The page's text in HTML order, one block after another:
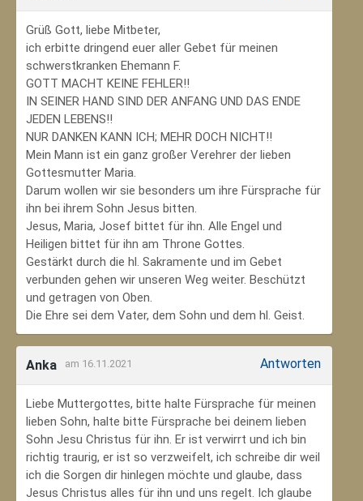
Grüß Gott, liebe Mitbeter,
ich erbitte dringend euer aller Gebet für meinen
schwerstkranken Ehemann F.
GOTT MACHT KEINE FEHLER!!
IN SEINER HAND SIND DER ANFANG UND DAS ENDE
JEDEN LEBENS!!
NUR DANKEN KANN ICH; MEHR DOCH NICHT!!
Mein Mann ist ein ganz großer Verehrer der lieben
Gottesmutter Maria.
Darum wollen wir sie besonders um ihre Fürsprache für
ihn bei ihrem Sohn Jesus bitten.
Jesus, Maria, Josef bittet für ihn. Alle Engel und
Heiligen bittet für ihn am Throne Gottes.
Gestärkt durch die hl. Sakramente und im Gebet
verbunden gehen wir unseren Weg weiter. Beschützt
und getragen von Oben.
Die Ehre sei dem Vater, dem Sohn und dem hl. Geist.
Anka am 16.11.2021 Antworten
Liebe Muttergottes, bitte halte Fürsprache für meinen
lieben Sohn, halte bitte Fürsprache bei deinem lieben
Sohn Jesu Christus für ihn. Er ist verwirrt und ich bin
richtig traurig, er ist so verzweifelt, ich schreibe dir weil
ich die Sorgen dir hinlegen möchte und glaube, dass
Jesus Christus alles für ihn und uns regelt. Ich glaube